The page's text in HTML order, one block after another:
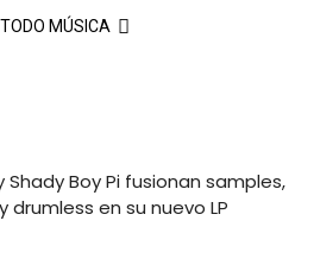
MÚSICA
Shady Boy Pi fusionan samples,
drumless en su nuevo LP